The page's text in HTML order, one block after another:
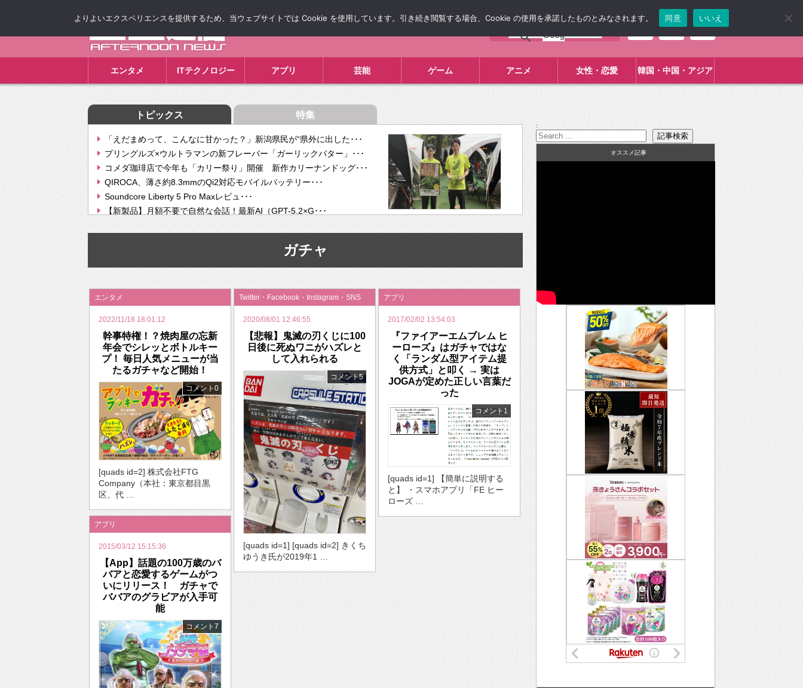
エンタメ ITテクノロジー アプリ 芸能 ゲーム アニメ 女性・恋愛 韓国・中国・アジア
トピックス 特集
「えだまめって、こんなに甘かった？」新潟県民が“県外に出した･･･
プリングルズ×ウルトラマンの新フレーバー「ガーリックバター」･･･
コメダ珈琲店で今年も「カリー祭り」開催 新作カリーナンドッグ･･･
QIROCA、薄さ約8.3mmのQi2対応モバイルバッテリー･･･
Soundcore Liberty 5 Pro Maxレビュ･･･
【新製品】月額不要で自然な会話！最新AI（GPT-5.2×G･･･
【次世代の没入感と生産性】VITURE Luma Ultra･･･
挫折率8割の壁をAIで突破。ジャストシステム、”自分が今話し･･･
2026年のバレンタインは「自分で作って、想いを渡す」 TE･･･
ガチャ
エンタメ
2022/11/18 18:01:12
幹事特権！？焼肉屋の忘新
年会でシレッとボトルキー
プ！ 毎日人気メニューが当
たるガチャなど開始！
コメント0
[quads id=2] 株式会社FTG
Company（本社：東京都目黒
区、代 …
Twitter・Facebook・Instagram・SNS
2020/08/01 12:46:55
【悲報】鬼滅の刃くじに100
日後に死ぬワニがハズレと
して入れられる
コメント5
[quads id=1] [quads id=2] きくち
ゆうき氏が2019年1 …
アプリ
2017/02/02 13:54:03
『ファイアーエムブレム ヒ
ーローズ』はガチャではな
く「ランダム型アイテム提
供方式」と叩く → 実は
JOGAが定めた正しい言葉だ
った
コメント1
[quads id=1] 【簡単に説明する
と】 ・スマホアプリ「FE ヒー
ローズ …
アプリ
2015/03/12 15:15:36
【App】話題の100万歳のバ
バアと恋愛するゲームがつ
いにリリース！ ガチャで
ババアのグラビアが入手可
能
コメント7
:
オススメ記事
よりよいエクスペリエンスを提供するため、当ウェブサイトでは Cookie を使用しています。引き続き閲覧する場合、Cookie の使用を承諾したものとみなされます。 同意 いいえ